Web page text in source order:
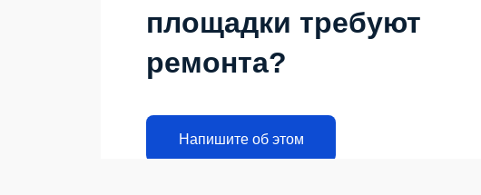
площадки требуют
ремонта?
Напишите об этом